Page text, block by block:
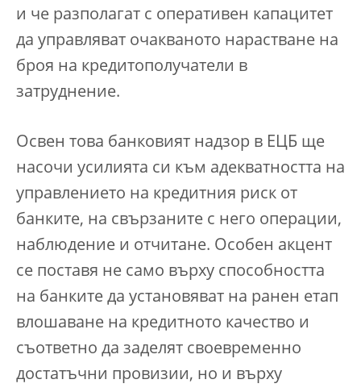
и че разполагат с оперативен капацитет
да управляват очакваното нарастване на
броя на кредитополучатели в
затруднение.
Освен това банковият надзор в ЕЦБ ще
насочи усилията си към адекватността на
управлението на кредитния риск от
банките, на свързаните с него операции,
наблюдение и отчитане. Особен акцент
се поставя не само върху способността
на банките да установяват на ранен етап
влошаване на кредитното качество и
съответно да заделят своевременно
достатъчни провизии, но и върху